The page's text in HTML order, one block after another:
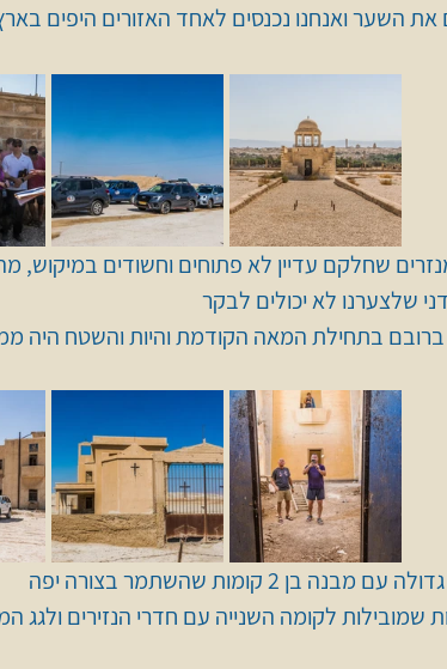
השער ואנחנו נכנסים לאחד האזורים היפים
שחלקם עדיין לא פתוחים וחשודים במיקוש,
שלצערנו לא יכולים לבקר
ברובם בתחילת המאה הקודמת והיות והשטח היה
קומות שהשתמר בצורה יפה
לקומה השנייה עם חדרי הנזירים ולגג